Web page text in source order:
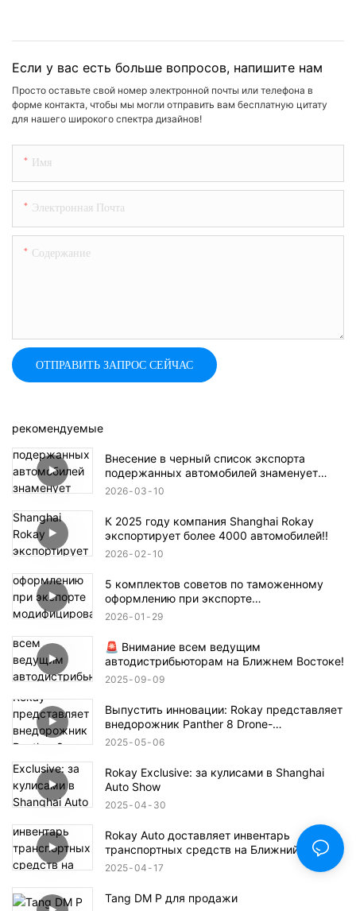
Если у вас есть больше вопросов, напишите нам
Просто оставьте свой номер электронной почты или телефона в
форме контакта, чтобы мы могли отправить вам бесплатную цитату
для нашего широкого спектра дизайнов!
Имя
Электронная Почта
Содержание
ОТПРАВИТЬ ЗАПРОС СЕЙЧАС
рекомендуемые
Внесение в черный список экспорта
подержанных автомобилей знаменует
собой конец эпохи безудержного роста!
2026 03 10
К 2025 году компания Shanghai Rokay
экспортирует более 4000 автомобилей!!
2026 02 10
5 комплектов советов по таможенному
оформлению при экспорте
модифицированных автомобилей, каждый
2026 01 29
🚨 Внимание всем ведущим
автодистрибьюторам на Ближнем Востоке!
2025 09 09
Выпустить инновации: Rokay представляет
внедорожник Panther 8 Drone-
интегрированный
2025 05 06
Rokay Exclusive: за кулисами в Shanghai
Auto Show
2025 04 30
Rokay Auto доставляет инвентарь
транспортных средств на Ближний Восток
2025 04 17
Tang DM P для продажи